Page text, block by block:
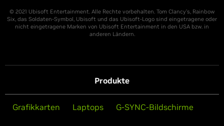
© 2021 Ubisoft Entertainment. Alle Rechte vorbehalten. Tom Clancy’s, Rainbow
Six, das Soldaten-Symbol, Ubisoft und das Ubisoft-Logo sind eingetragene oder
nicht eingetragene Marken von Ubisoft Entertainment in den USA bzw. in
anderen Ländern.
Produkte
Grafikkarten Laptops G-SYNC-Bildschirme